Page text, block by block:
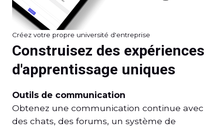
Créez votre propre université d'entreprise
Construisez des expériences
d'apprentissage uniques
Outils de communication
Obtenez une communication continue avec
des chats, des forums, un système de